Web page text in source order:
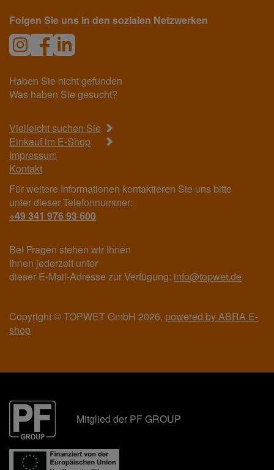
Folgen Sie uns in den sozialen Netzwerken
Haben Sie nicht gefunden
Was haben Sie gesucht?
Vielleicht suchen Sie
Einkauf im E-Shop
Impressum
Kontakt
Für weitere Informationen kontaktieren Sie uns bitte
unter dieser Telefonnummer:
+49 341 976 93 600
Bei Fragen stehen wir Ihnen
Ihnen jederzeit unter
dieser E-Mail-Adresse zur Verfügung: info@topwet.de
Copyright © TOPWET GmbH 2026, powered by ABRA E-
shop
Mitglied der PF GROUP